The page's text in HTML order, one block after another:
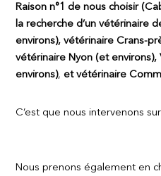
Raison n°1 de nous choisir
la recherche d’un vétérinaire
environs), vétérinaire Crans-
vétérinaire Nyon (et environs),
environs), et vétérinaire
C’est que nous intervenons
Nous prenons également en